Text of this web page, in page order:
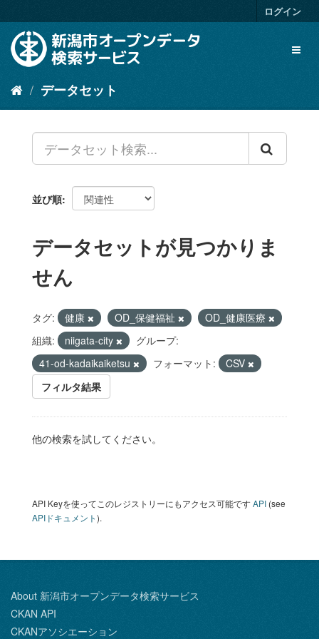
キ
容
ログイン
データセット
並び順
データセットが見つかりま
せん
タグ: 健康 OD_保健福祉
OD_健康医療
組織:
niigata-city
グループ:
41-od-kadaikaiketsu
フォーマット:
CSV
フィルタ結果
他の検索を試してください。
API Keyを使ってこのレジストリーにもアクセス可能ですAPI (see
APIドキュメント).
About 新潟市オープンデータ検索サービス
CKAN API
CKANアソシエーション